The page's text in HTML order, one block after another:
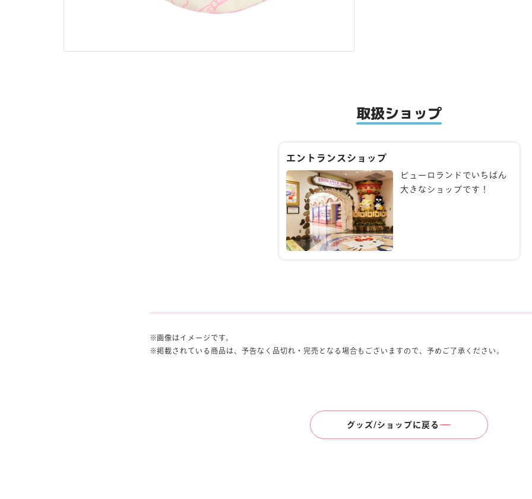
取扱ショップ
エントランスショップ
ピューロランドでいちばん
大きなショップです！
画像はイメージです。
掲載されている商品は、予告なく品切れ・完売となる場合もございますので、予めご了承ください。
グッズ/ショップに戻る